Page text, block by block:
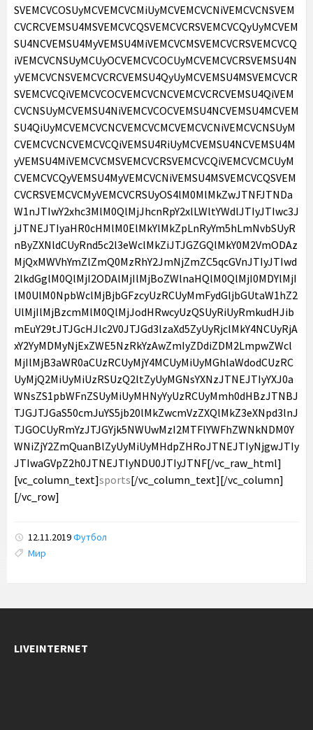
sports[/vc_column_text][/vc_column]
[/vc_row]
12.11.2019Футбол
Tags:
Мир
LIVEINTERNET